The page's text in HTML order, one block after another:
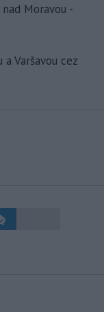
Moravou -
Varšavou cez